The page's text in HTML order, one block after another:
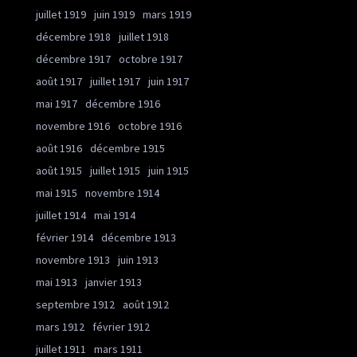
juillet 1919 juin 1919 mars 1919
décembre 1918
juillet 1918
décembre 1917 octobre 1917
août 1917 juillet 1917 juin 1917
mai 1917 décembre 1916
novembre 1916 octobre 1916
août 1916 décembre 1915
août 1915
juillet 1915
juin 1915
mai 1915
novembre 1914
juillet 1914 mai 1914
février 1914 décembre 1913
novembre 1913
juin 1913
mai 1913
janvier 1913
septembre 1912 août 1912
mars 1912
février 1912
juillet 1911
mars 1911